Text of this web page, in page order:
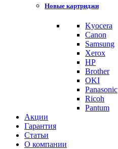
Новые картриджи
Kyocera
Canon
Samsung
Xerox
HP
Brother
OKI
Panasonic
Ricoh
Pantum
Акции
Гарантия
Статьи
О компании